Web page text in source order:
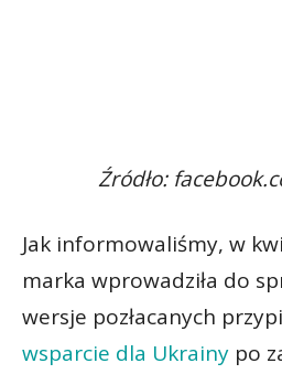
Źródło:
Jak informowaliśmy, w
marka wprowadziła do
wersje pozłacanych
wsparcie dla Ukrainy po